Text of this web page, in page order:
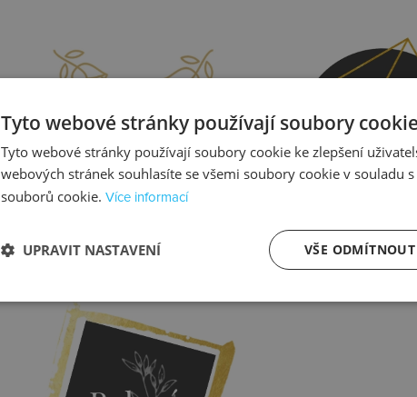
Doprava
Tyto webové stránky používají soubory
Tyto webové stránky používají soubory cookie ke zlepšení
webových stránek souhlasíte se všemi soubory cookie v souladu
souborů cookie. Více informací
VŠE ODMÍTNOUT
UPRAVIT NASTAVENÍ